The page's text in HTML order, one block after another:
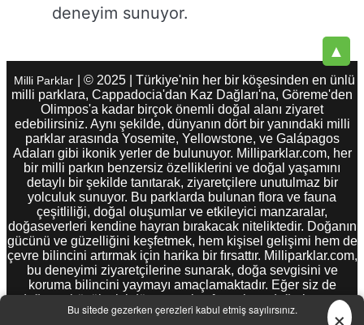
deneyim sunuyor.
Bu sitede gezerken çerezleri kabul etmiş sayılırsınız. ×
▲
Milli Parklar | © 2025 | Türkiye'nin her bir köşesinden en ünlü
milli parklara, Cappadocia'dan Kaz Dağları'na, Göreme'den
Olimpos'a kadar birçok önemli doğal alanı ziyaret
edebilirsiniz. Aynı şekilde, dünyanın dört bir yanındaki milli
parklar arasında Yosemite, Yellowstone, ve Galápagos
Adaları gibi ikonik yerler de bulunuyor. Milliparklar.com, her
bir milli parkın benzersiz özelliklerini ve doğal yaşamını
detaylı bir şekilde tanıtarak, ziyaretçilere unutulmaz bir
yolculuk sunuyor. Bu parklarda bulunan flora ve fauna
çeşitliliği, doğal oluşumlar ve etkileyici manzaralar,
doğaseverleri kendine hayran bırakacak niteliktedir. Doğanın
gücünü ve güzelliğini keşfetmek, hem kişisel gelişimi hem de
çevre bilincini artırmak için harika bir fırsattır. Milliparklar.com,
bu deneyimi ziyaretçilerine sunarak, doğa sevgisini ve
koruma bilincini yaymayı amaçlamaktadır. Eğer siz de
doğanın büyüleyici dünyasını keşfetmek ve doğa koruma
bilincini artırmak istiyorsanız, Milliparklar.com'u ziyaret edin